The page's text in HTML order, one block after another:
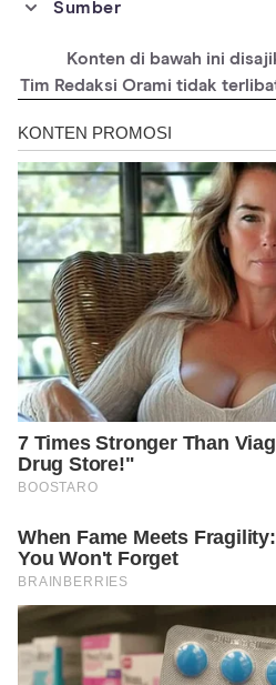
Sumber
https://screenrant.com/
Konten di bawah ini
Tim Redaksi Orami tidak